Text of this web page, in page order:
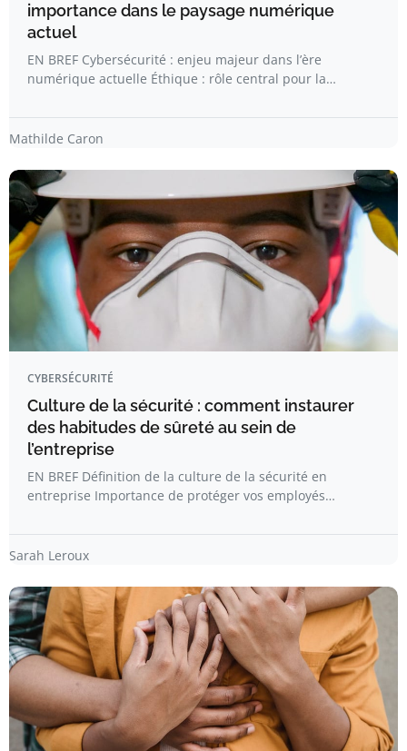
importance dans le paysage numérique
actuel
EN BREF Cybersécurité : enjeu majeur dans l’ère
numérique actuelle Éthique : rôle central pour la…
Mathilde Caron
CYBERSÉCURITÉ
Culture de la sécurité : comment instaurer
des habitudes de sûreté au sein de
l’entreprise
EN BREF Définition de la culture de la sécurité en
entreprise Importance de protéger vos employés…
Sarah Leroux